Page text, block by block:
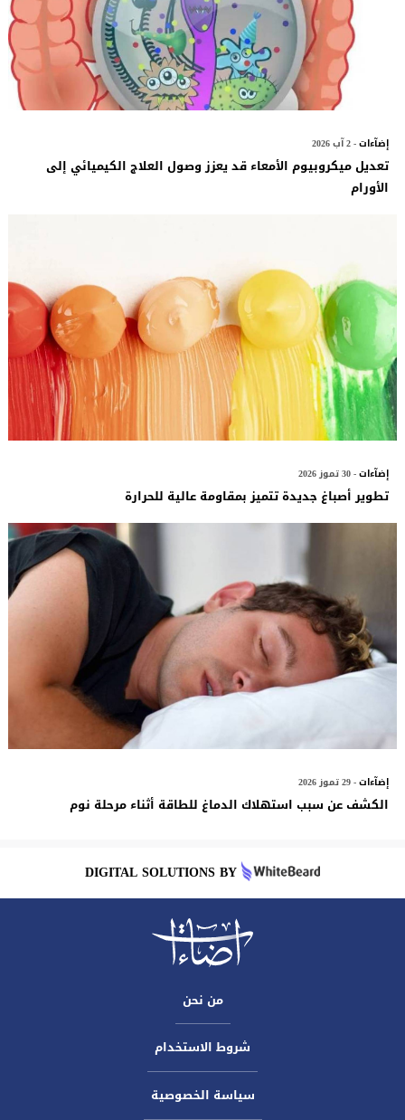
إضآءات- 2 آب 2026
تعديل ميكروبيوم الأمعاء قد يعزز وصول العلاج الكيميائي إلى
الأورام
إضآءات- 30 تموز 2026
تطوير أصباغ جديدة تتميز بمقاومة عالية للحرارة
إضآءات- 29 تموز 2026
الكشف عن سبب استهلاك الدماغ للطاقة أثناء مرحلة نوم
DIGITAL SOLUTIONS BY
من نحن
شروط الاستخدام
سياسة الخصوصية